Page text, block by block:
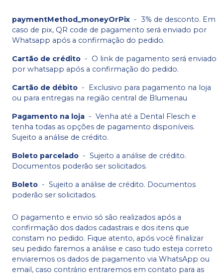
paymentMethod_moneyOrPix - 3% de desconto. Em
caso de pix, QR code de pagamento será enviado por
Whatsapp após a confirmação do pedido.
Cartão de crédito - O link de pagamento será enviado
por whatsapp após a confirmação do pedido.
Cartão de débito - Exclusivo para pagamento na loja
ou para entregas na região central de Blumenau
Pagamento na loja - Venha até a Dental Flesch e
tenha todas as opções de pagamento disponíveis.
Sujeito a análise de crédito.
Boleto parcelado - Sujeito a análise de crédito.
Documentos poderão ser solicitados.
Boleto - Sujeito a análise de crédito. Documentos
poderão ser solicitados.
O pagamento e envio só são realizados após a
confirmação dos dados cadastrais e dos itens que
constam no pedido. Fique atento, após você finalizar
seu pedido faremos a análise e caso tudo esteja correto
enviaremos os dados de pagamento via WhatsApp ou
email, caso contrário entraremos em contato para as